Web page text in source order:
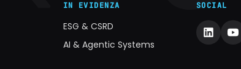
IN EVIDENZA
ESG & CSRD
AI & Agentic Systems
SOCIAL